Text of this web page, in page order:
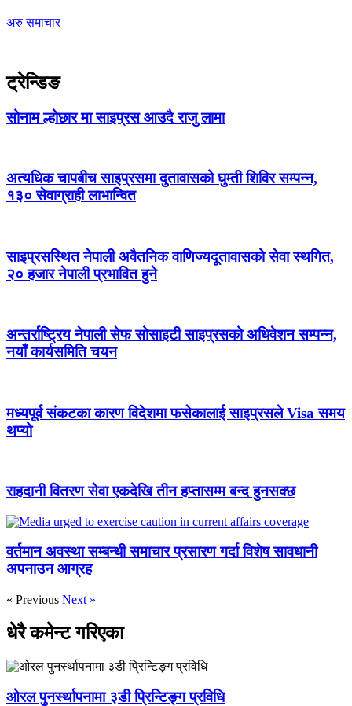
अरु समाचार
ट्रेन्डिङ
सोनाम ल्होछार मा साइप्रस आउदै राजु लामा
अत्यधिक चापबीच साइप्रसमा दुतावासको घुम्ती शिविर सम्पन्न,
१३० सेवाग्राही लाभान्वित
साइप्रसस्थित नेपाली अवैतनिक वाणिज्यदूतावासको सेवा स्थगित,
२० हजार नेपाली प्रभावित हुने
अन्तर्राष्ट्रिय नेपाली सेफ सोसाइटी साइप्रसको अधिवेशन सम्पन्न,
नयाँ कार्यसमिति चयन
मध्यपूर्व संकटका कारण विदेशमा फसेकालाई साइप्रसले Visa समय
थप्यो
राहदानी वितरण सेवा एकदेखि तीन हप्तासम्म बन्द हुनसक्छ
वर्तमान अवस्था सम्बन्धी समाचार प्रसारण गर्दा विशेष सावधानी
अपनाउन आग्रह
« Previous Next »
धेरै कमेन्ट गरिएका
ओरल पुनर्स्थापनामा ३डी प्रिन्टिङ्ग प्रविधि